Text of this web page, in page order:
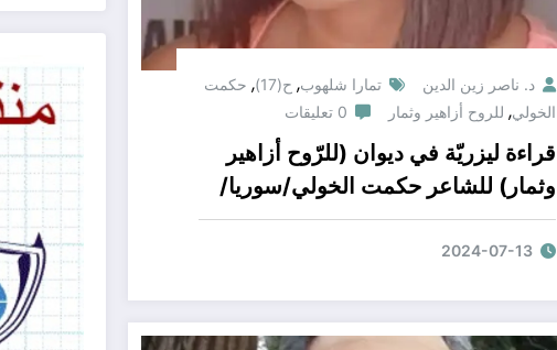
د. ناصر زين الدين تمارا شلهوب, ح(17) , حكمت
الخولي, للروح أزاهير وثمار 0 تعليقات
قراءة ليزريّة في ديوان (للرّوح أزاهير
وثمار) للشاعر حكمت الخولي/سوريا/
بقلم الأستاذة تمارا شلهوب/لبنان
2024-07-13
(غرفة
يونيو 29, 2024